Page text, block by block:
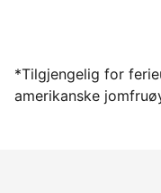
Lei ut ferieboligen
*Tilgjengelig for
amerikanske